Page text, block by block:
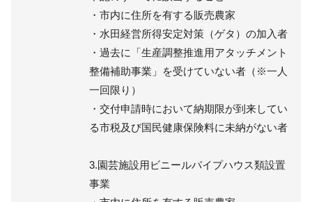
・市内に住所を有する販売農家
・水田経営所得安定対策（ゲタ）の加入者
・過去に「生産調整推進用アタッチメント
整備補助事業」を受けていない者（※一人
一回限り）
・交付申請時において納期限が到来してい
る市税及び国民健康保険料に未納がない者
3.園芸施設用ビニールパイプハウス類設置
事業